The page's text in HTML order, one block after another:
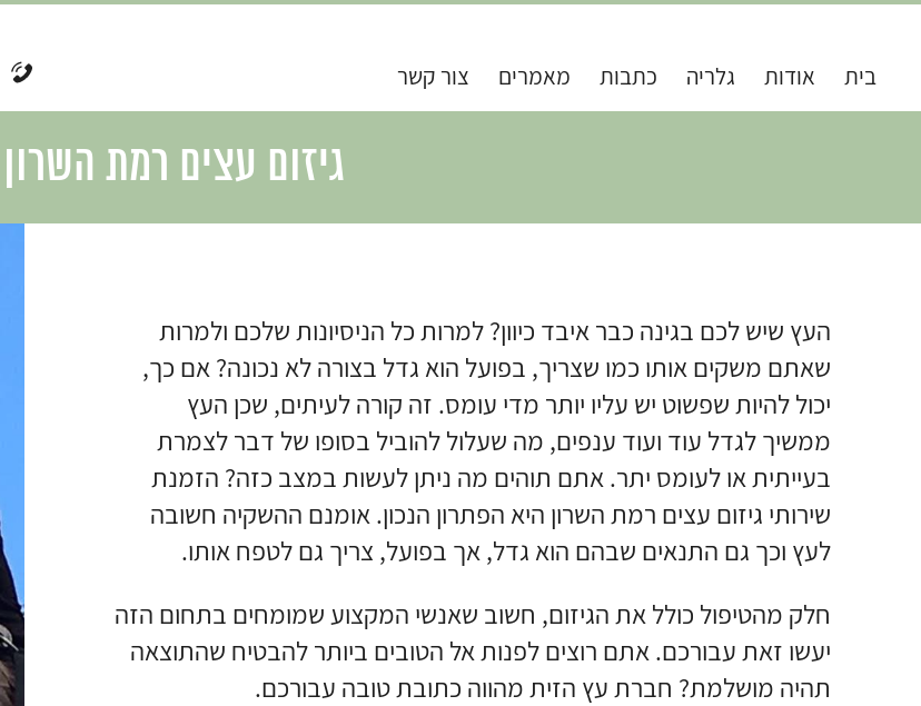
בית אודות גלריה כתבות מאמרים צור קשר
גיזום עצים רמת השרון
העץ שיש לכם בגינה כבר איבד כיוון? למרות כל הניסיונות שלכם ולמרות
שאתם משקים אותו כמו שצריך, בפועל הוא גדל בצורה לא נכונה? אם כך,
יכול להיות שפשוט יש עליו יותר מדי עומס. זה קורה לעיתים, שכן העץ
ממשיך לגדל עוד ועוד ענפים, מה שעלול להוביל בסופו של דבר לצמרת
בעייתית או לעומס יתר. אתם תוהים מה ניתן לעשות במצב כזה? הזמנת
שירותי גיזום עצים רמת השרון היא הפתרון הנכון. אומנם ההשקיה חשובה
לעץ וכך גם התנאים שבהם הוא גדל, אך בפועל, צריך גם לטפח אותו.
חלק מהטיפול כולל את הגיזום, חשוב שאנשי המקצוע שמומחים בתחום הזה
יעשו זאת עבורכם. אתם רוצים לפנות אל הטובים ביותר להבטיח שהתוצאה
תהיה מושלמת? חברת עץ הזית מהווה כתובת טובה עבורכם.